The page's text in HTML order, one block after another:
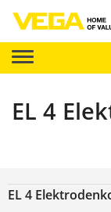
EL 4
EL 4